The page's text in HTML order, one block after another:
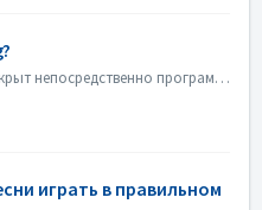
Файл .nrg не может быть открыт непосредственно программой Nero Burning ROM. Вы можете записать файл nrg на диск с помощью Nero Burning ROM. Или использоват...
играть в правильном